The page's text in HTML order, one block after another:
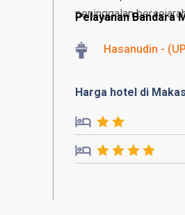
peninggalan
Pelayanan Bandara
Hasanudin -
Harga hotel di